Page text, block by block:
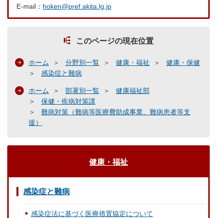
E-mail： hoken@pref.akita.lg.jp
このページの現在位置
ホーム 分野別一覧 健康・福祉
健康・保健
感染症と難病
ホーム 部署別一覧
健康福祉部
保健・疾病対策課
難病対策（難病等医療費助成事業、難病患者等支
援）
健康・福祉
感染症と難病
感染症法に基づく医療措置協定について